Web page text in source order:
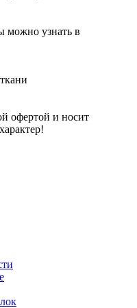
можно узнать в
офертой и носит